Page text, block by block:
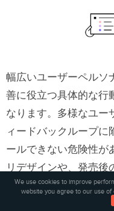
幅広いユーザーペルソ
善に役立つ具体的な行
なります。多様なユー
ィードバックループ
ールできない危険性が
リデザインや、発売
能性があります。デ
ことが重要であり、
We use cookies to improve
website you agree to our use of